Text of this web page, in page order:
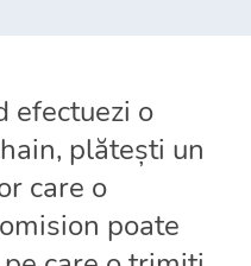
efectuezi o
plătești un
care o
poate